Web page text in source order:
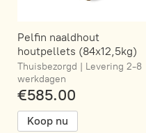
Pelfin naaldhout
houtpellets (84x12,5kg)
Thuisbezorgd | Levering 2-8
werkdagen
€585.00
Koop nu